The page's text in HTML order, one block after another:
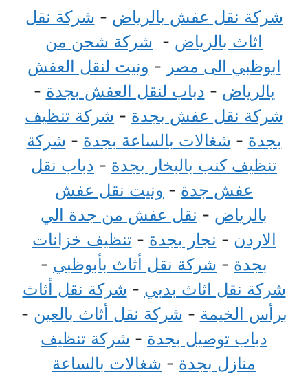
شركة نقل عفش بالرياض - شركة نقل
اثاث بالرياض - شركة شحن من
ابوظبي الى مصر - ونيت لنقل العفش
بالرياض - دباب لنقل العفش بجدة -
شركة نقل عفش بجدة - شركة تنظيف
بجدة - شغالات بالساعة بجدة - شركة
تنظيف كنب بالبخار بجدة - دباب نقل
عفش جدة - ونيت نقل عفش
بالرياض - نقل عفش من جدة الي
الاردن - نجار بجدة - تنظيف خزانات
بجدة - شركة نقل أثاث بأبوظبي -
شركة نقل اثاث بدبي - شركة نقل أثاث
برأس الخيمة - شركة نقل أثاث بالعين -
دباب توصيل بجدة - شركة تنظيف
منازل بجدة - شغالات بالساعة